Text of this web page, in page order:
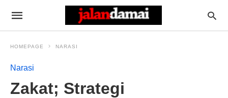
HOMEPAGE NARASI
Narasi
Zakat; Strategi